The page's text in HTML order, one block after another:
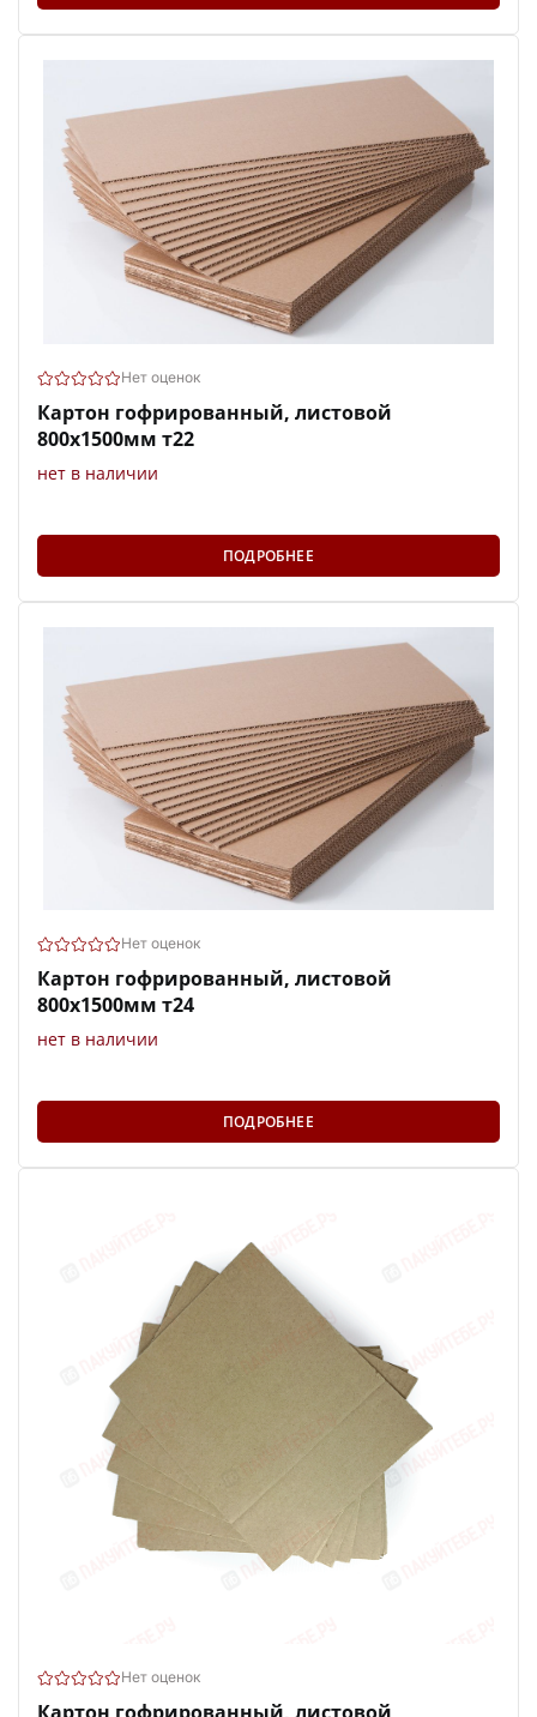
Нет оценок
Картон гофрированный, листовой
800х1500мм т22
нет в наличии
ПОДРОБНЕЕ
Нет оценок
Картон гофрированный, листовой
800х1500мм т24
нет в наличии
ПОДРОБНЕЕ
Нет оценок